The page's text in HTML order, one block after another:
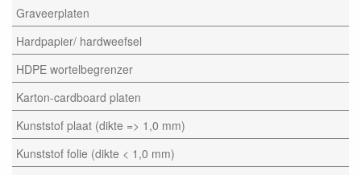
Graveerplaten
Hardpapier/ hardweefsel
HDPE wortelbegrenzer
Karton-cardboard platen
Kunststof plaat (dikte => 1,0 mm)
Kunststof folie (dikte < 1,0 mm)